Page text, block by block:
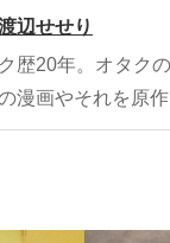
辺せせり
歴20年。オタク
漫画やそれを原